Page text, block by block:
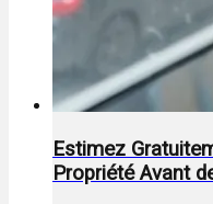
Estimez
Propriété Avant